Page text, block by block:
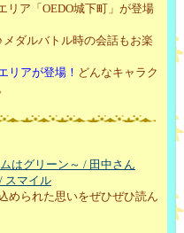
リア「OEDO城下町」が登場
ダルバトル時の会話もお楽
リアが登場！ どんなキャラク
はグリーン～ / 田中さん
スマイル
められた思いをぜひぜひ読ん